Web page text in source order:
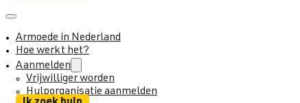
Armoede in Nederland
Hoe werkt het?
Aanmelden
Vrijwilliger worden
Hulporganisatie aanmelden